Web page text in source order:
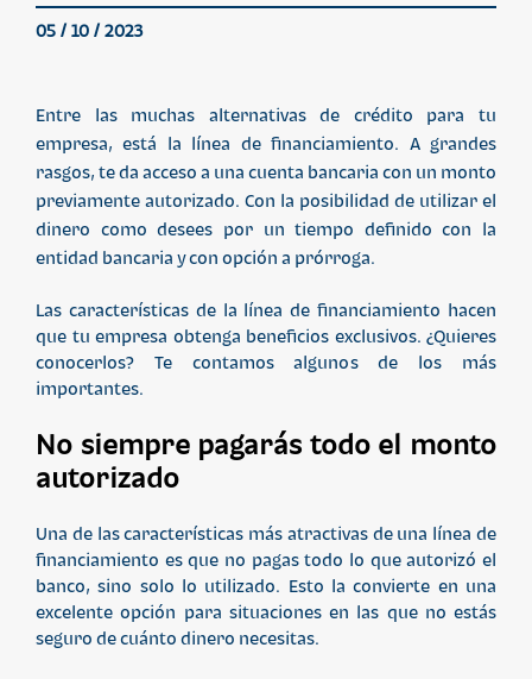
05 / 10 / 2023
Entre las muchas alternativas de crédito para tu
empresa, está la línea de financiamiento. A grandes
rasgos, te da acceso a una cuenta bancaria con un monto
previamente autorizado. Con la posibilidad de utilizar el
dinero como desees por un tiempo definido con la
entidad bancaria y con opción a prórroga.
Las características de la línea de financiamiento hacen
que tu empresa obtenga beneficios exclusivos. ¿Quieres
conocerlos? Te contamos algunos de los más
importantes.
No siempre pagarás todo el monto
autorizado
Una de las características más atractivas de una línea de
financiamiento es que no pagas todo lo que autorizó el
banco, sino solo lo utilizado. Esto la convierte en una
excelente opción para situaciones en las que no estás
seguro de cuánto dinero necesitas.